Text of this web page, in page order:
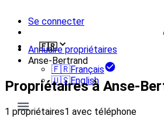
Se connecter
🇫🇷
🇫🇷Français
🇺🇸English
Annuaire propriétaires
Anse-Bertrand
Propriétaires à Anse-
1 propriétaires1 avec téléphone